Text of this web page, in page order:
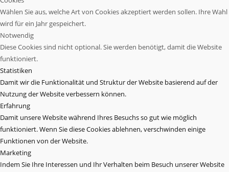
Wählen Sie aus, welche Art von Cookies akzeptiert werden sollen. Ihre Wahl
wird für ein Jahr gespeichert.
Notwendig
Diese Cookies sind nicht optional. Sie werden benötigt, damit die Website
funktioniert.
Statistiken
Damit wir die Funktionalität und Struktur der Website basierend auf der
Nutzung der Website verbessern können.
Erfahrung
Damit unsere Website während Ihres Besuchs so gut wie möglich
funktioniert. Wenn Sie diese Cookies ablehnen, verschwinden einige
Funktionen von der Website.
Marketing
Indem Sie Ihre Interessen und Ihr Verhalten beim Besuch unserer Website